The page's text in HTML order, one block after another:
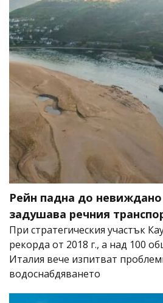
Рейн падна до
задушава речния
При стратегическия участък
рекорда от 2018 г., а над 100
Италия вече изпитват
водоснабдяването